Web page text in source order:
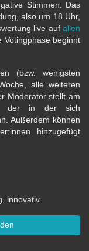
Stimmen. Das
also um 18 Uhr,
live auf allen
Votingphase beginnt
(bzw. wenigsten
alle weiteren
Moderator stellt am
der in der sich
Außerdem können
hinzugefügt
innovativ.